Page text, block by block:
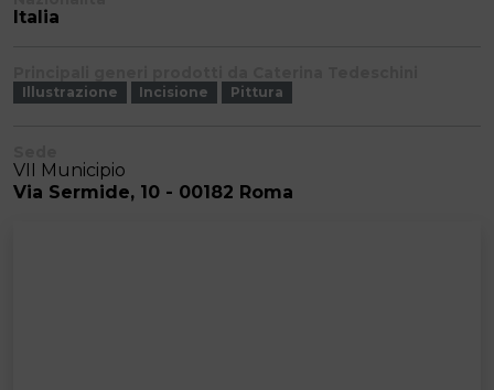
Italia
Illustrazione Incisione Pittura
VII Municipio
Via Sermide, 10 - 00182 Roma